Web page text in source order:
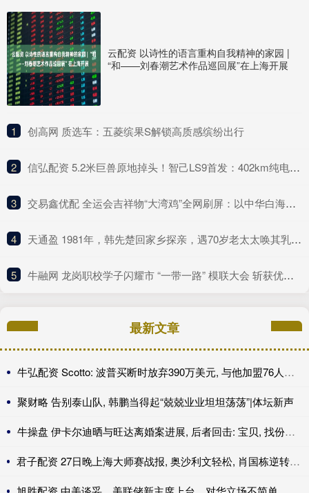
云配资 以诗性的语言重构自我精神的家园 |
“和——刘春潮艺术作品巡回展”在上海开展
1 ​创高网 质选车：五菱缤果S解锁高质感缤纷出行
2 ​信弘配资 5.2米巨兽原地掉头！智己LS9首发：402km纯电续航+线控黑科技
3 ​交易鑫优配 全运会吉祥物“大湾鸡”全网刷屏：以中华白海豚为原型
4 ​天通盈 1981年，韩先楚回家乡探亲，遇70岁老太太唤其乳名，泪水夺眶而出
5 ​牛融网 龙岗职校学子闪耀市 “一带一路” 模联大会 斩获优秀代表称号挺进决赛!
最新文章
牛弘配资 Scotto: 波普买断时放弃390万美元, 与他加盟76人年薪相同
聚财略 告别泰山队, 韩鹏当得起“兢兢业业坦坦荡荡”|体坛新声
牛操盘 伊卡尔迪晒与旺达离婚案进展, 后者回击: 宝贝, 找份工作吧
君子配资 27日晚上海大师赛战报, 奥沙利文轻松, 肖国栋逆转, 周跃龙绝杀